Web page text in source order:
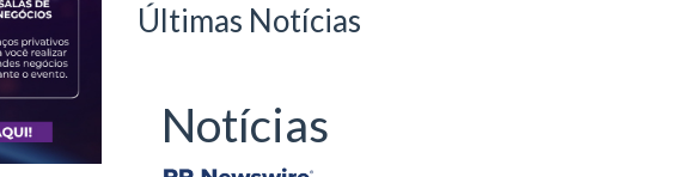
Últimas Notícias
Notícias